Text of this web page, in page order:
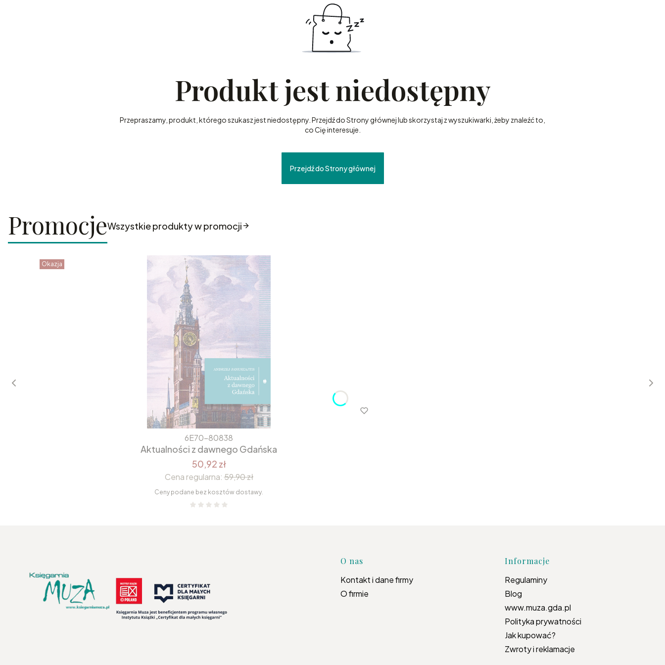
Produkt jest niedostępny
Przepraszamy, produkt, którego szukasz jest niedostępny. Przejdź do Strony głównej lub skorzystaj z wyszukiwarki, żeby znaleźć to,
co Cię interesuje.
Przejdź do Strony głównej
PromocjeWszystkie produkty w promocji
Okazja
6E70-80838
Aktualności z dawnego Gdańska
50,92 zł
Cena regularna: 59,90 zł
Ceny podane bez kosztów dostawy.
Linki w stopce
O nas
Kontakt i dane firmy
O firmie
Informacje
Regulaminy
Blog
www.muza.gda.pl
Polityka prywatności
Jak kupować?
Zwroty i reklamacje